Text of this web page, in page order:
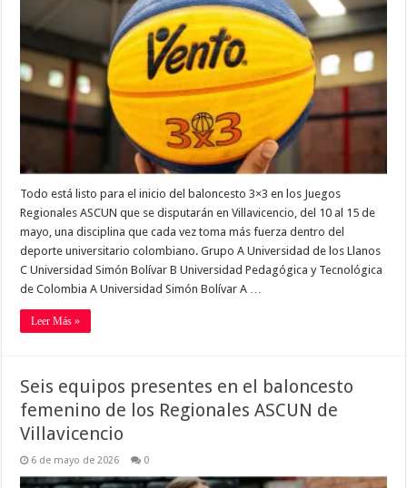
Todo está listo para el inicio del baloncesto 3×3 en los Juegos
Regionales ASCUN que se disputarán en Villavicencio, del 10 al 15 de
mayo, una disciplina que cada vez toma más fuerza dentro del
deporte universitario colombiano. Grupo A Universidad de los Llanos
C Universidad Simón Bolívar B Universidad Pedagógica y Tecnológica
de Colombia A Universidad Simón Bolívar A …
Leer Más »
Seis equipos presentes en el baloncesto
femenino de los Regionales ASCUN de
Villavicencio
6 de mayo de 2026 0